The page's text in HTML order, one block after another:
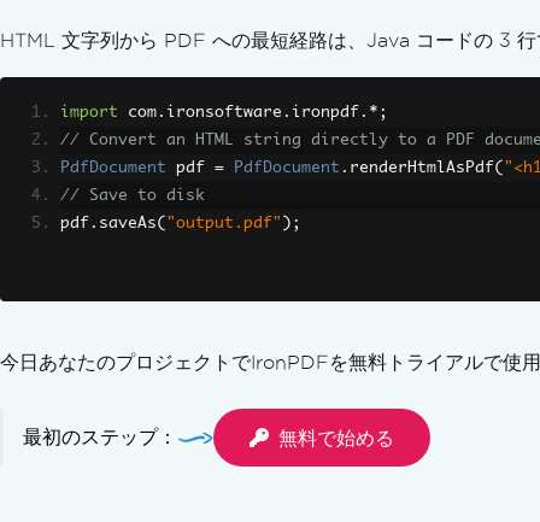
HTML 文字列から PDF への最短経路は、Java コードの 3 行
import com . ironsoftware . ironpdf .*;
// Convert an HTML string directly to a PDF
PdfDocument pdf = PdfDocument . renderHtmlAsPdf(
// Save to disk
pdf . saveAs( "output.pdf" );
今日あなたのプロジェクトでIronPDFを無料トライアルで使
最初のステップ： 無料で始める